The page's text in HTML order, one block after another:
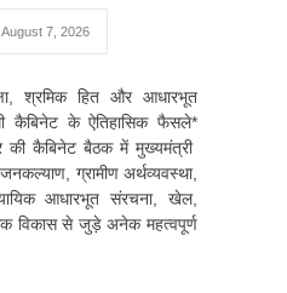
August 7, 2026
श्रमिक हित और आधारभूत
कैबिनेट के ऐतिहासिक फैसले*
की कैबिनेट बैठक में मुख्यमंत्री
ग्रामीण अर्थव्यवस्था,
आधारभूत संरचना, खेल,
विकास से जुड़े अनेक महत्वपूर्ण